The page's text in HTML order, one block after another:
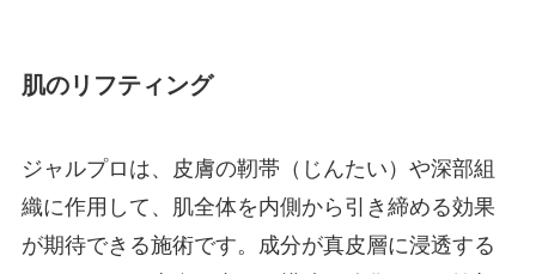
肌のリフティング
ジャルプロは、皮膚の靭帯（じんたい）や深部組
織に作用して、肌全体を内側から引き締める効果
が期待できる施術です。成分が真皮層に浸透する